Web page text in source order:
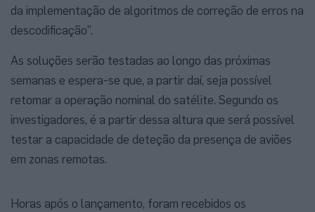
da implementação de algoritmos de correção de erros na
descodificação”.
As soluções serão testadas ao longo das próximas
semanas e espera-se que, a partir daí, seja possível
retomar a operação nominal do satélite. Segundo os
investigadores, é a partir dessa altura que será possível
testar a capacidade de deteção da presença de aviões
em zonas remotas.
Horas após o lançamento, foram recebidos os